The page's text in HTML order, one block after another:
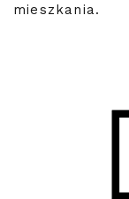
mieszkania.